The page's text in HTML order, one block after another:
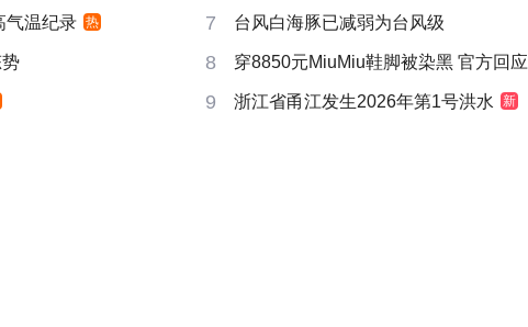
气温纪录 热 7 台风白海豚已减弱为台风级
8 穿8850元MiuMiu鞋脚被染黑 官方回应
9 浙江省甬江发生2026年第1号洪水 新